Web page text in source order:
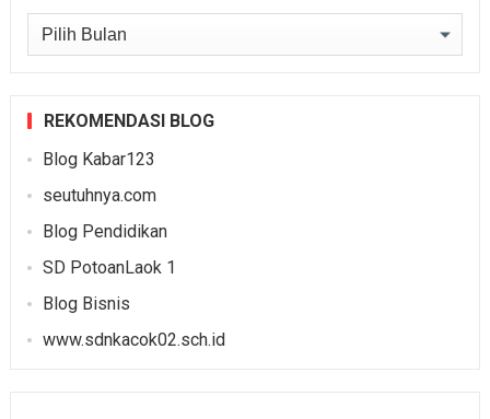
Arsip
REKOMENDASI BLOG
Blog Kabar123
seutuhnya.com
Blog Pendidikan
SD PotoanLaok 1
Blog Bisnis
www.sdnkacok02.sch.id